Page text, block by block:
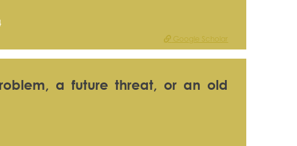
Google Scholar
a future threat, or an old